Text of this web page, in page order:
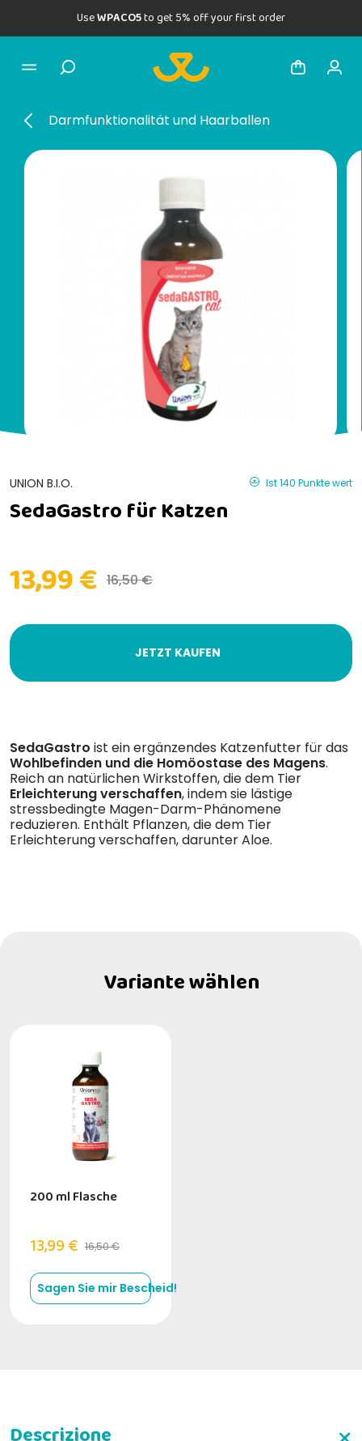
UseWPACO5to get 5% off your first order
Darmfunktionalität und Haarballen
UNION B.I.O. Ist 140 Punkte wert
SedaGastro für Katzen
13,99 € 16,50 €
JETZT KAUFEN
SedaGastro ist ein ergänzendes Katzenfutter für das
Wohlbefinden und die Homöostase des Magens.
Reich an natürlichen Wirkstoffen, die dem Tier
Erleichterung verschaffen, indem sie lästige
stressbedingte Magen-Darm-Phänomene
reduzieren. Enthält Pflanzen, die dem Tier
Erleichterung verschaffen, darunter Aloe.
Variante wählen
200 ml Flasche
13,99 € 16,50 €
Sagen Sie mir Bescheid!